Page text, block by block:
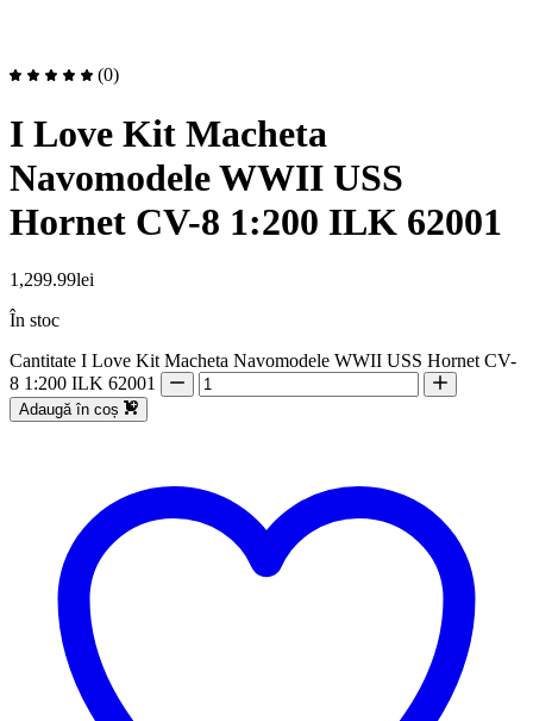
(0)
I Love Kit Macheta
Navomodele WWII USS
Hornet CV-8 1:200 ILK 62001
1,299.99lei
În stoc
Cantitate I Love Kit Macheta Navomodele WWII USS Hornet CV-
8 1:200 ILK 62001
Adaugă în coș